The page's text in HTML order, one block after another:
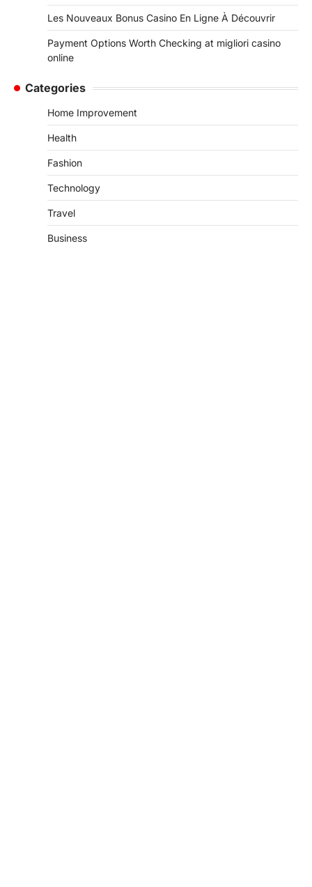
Les Nouveaux Bonus Casino En Ligne À Découvrir
Payment Options Worth Checking at migliori casino
online
Categories
Home Improvement
Health
Fashion
Technology
Travel
Business